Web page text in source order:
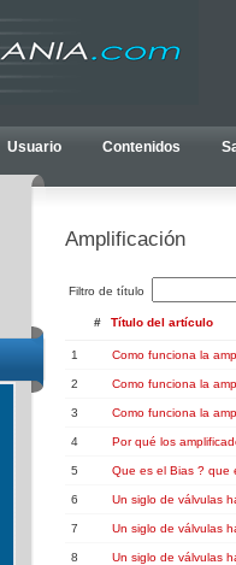
Usuario Contenidos
Amplificación
Filtro de título
# Título del artículo
1 Como funciona la
2 Como funciona la
3 Como funciona la
4 Por qué los
5 Que es el Bias ? que
6 Un siglo de válvulas
7 Un siglo de válvulas
8 Un siglo de válvulas